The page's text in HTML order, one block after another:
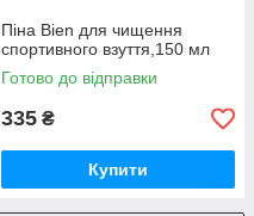
Піна Bien для чищення
спортивного взуття,150 мл
Готово до відправки
335 ₴
Купити